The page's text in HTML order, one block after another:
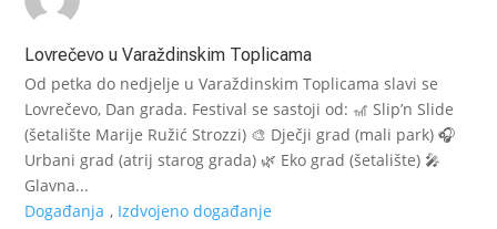
Lovrečevo u Varaždinskim Toplicama
Od petka do nedjelje u Varaždinskim Toplicama slavi se
Lovrečevo, Dan grada. Festival se sastoji od: 🎢 Slip’n Slide
(šetalište Marije Ružić Strozzi) 🎨 Dječji grad (mali park) 🎧
Urbani grad (atrij starog grada) 🌿 Eko grad (šetalište) 🎤
Glavna...
Događanja , Izdvojeno događanje